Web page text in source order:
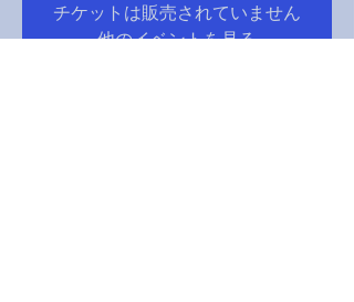
チケットは販売されていません
他のイベントを見る